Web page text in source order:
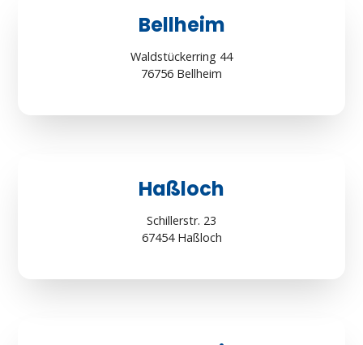
Bellheim
Waldstückerring 44
76756 Bellheim
Haßloch
Schillerstr. 23
67454 Haßloch